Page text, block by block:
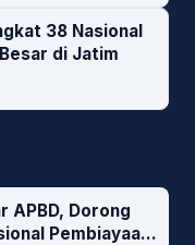
38 Nasional
Besar di Jatim
APBD, Dorong
Pembiayaan